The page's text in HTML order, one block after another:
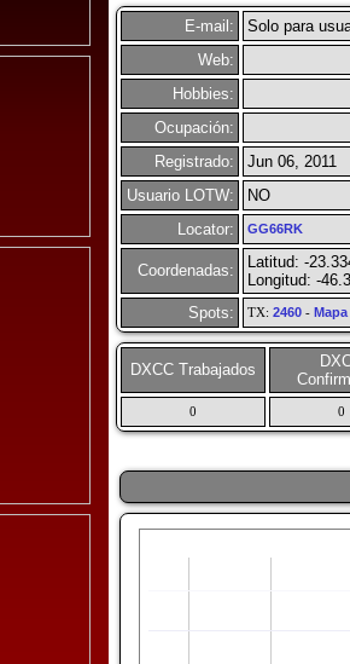
E-mail:
Solo para
Web:
Hobbies:
Ocupación:
Registrado:
Jun 06, 2011
Usuario LOTW:
NO
Locator:
GG66RK
Coordenadas:
Latitud: -
Longitud: -
Spots:
TX: 2460- Mapa
DXCC Trabajados
0 0